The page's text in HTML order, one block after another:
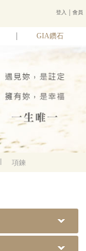
登入 │會員
GIA鑽石
項鍊